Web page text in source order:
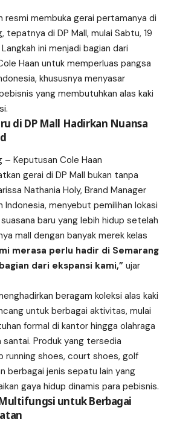
resmi membuka gerai pertamanya di
tepatnya di DP Mall, mulai Sabtu, 19
ini menjadi bagian dari
Haan untuk memperluas pangsa
khususnya menyasar
yang membutuhkan alas kaki
di DP Mall Hadirkan Nuansa
– Keputusan Cole Haan
gerai di DP Mall bukan tanpa
Nathania Holy, Brand Manager
Indonesia, menyebut pemilihan lokasi
baru yang lebih hidup setelah
mall dengan banyak merek kelas
merasa perlu hadir di Semarang
dari ekspansi kami,” ujar
beragam koleksi alas kaki
untuk berbagai aktivitas, mulai
formal di kantor hingga olahraga
santai. Produk yang tersedia
running shoes, court shoes, golf
berbagai jenis sepatu lain yang
gaya hidup dinamis para pebisnis.
untuk Berbagai